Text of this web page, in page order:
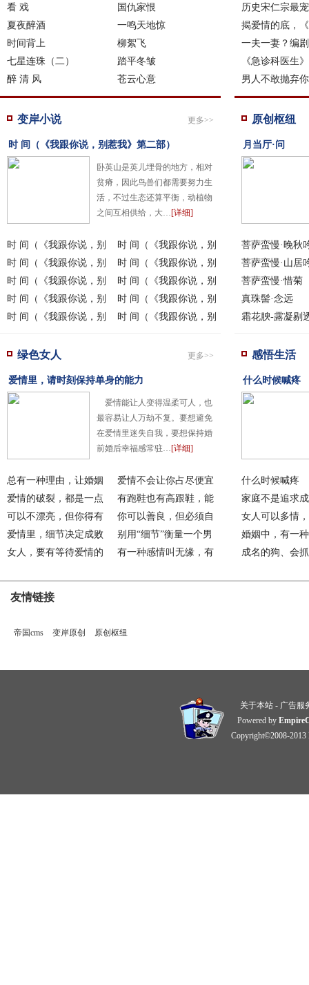
看 戏
国仇家恨
夏夜醉酒
一鸣天地惊
时间背上
柳絮飞
七星连珠（二）
踏平冬皱
醉 清 风
苍云心意
历史宋仁宗最
妃，
揭爱情的底，
师
一夫一妻？编
懿
《急诊科医生
张
男人不敢抛弃
秘
变岸小说 更多>>
时 间（《我跟你说，别惹我》第二部）
卧英山是英儿埋骨的地方，相对
贫瘠，因此鸟兽们都需要努力生
活，不过生态还算平衡，动植物
之间互相供给，大…[详细]
时 间（《我跟你说，别
惹
时 间（《我跟你说，别
惹
时 间（《我跟你说，别
惹
时 间（《我跟你说，别
惹
时 间（《我跟你说，别
惹
时 间（《我跟你说，别
惹
时 间（《我跟你说，别
惹
时 间（《我跟你说，别
惹
时 间（《我跟你说，别
时 间（《我跟你说，别
原创枢纽
月当厅·问
菩萨蛮慢·晚秋
菩萨蛮慢·山居
菩萨蛮慢·惜菊
真珠髻·念远
霜花腴-露凝剔
绿色女人 更多>>
爱情里，请时刻保持单身的能力
爱情能让人变得温柔可人，也
最容易让人万劫不复。要想避免
在爱情里迷失自我，要想保持婚
前婚后幸福感常驻…[详细]
总有一种理由，让婚姻
值
爱情不会让你占尽便宜
爱情的破裂，都是一点
一
有跑鞋也有高跟鞋，能
痛
可以不漂亮，但你得有
质
你可以善良，但必须自
带
爱情里，细节决定成败
别用“细节”衡量一个男
女人，要有等待爱情的
有一种感情叫无缘，有
感悟生活
什么时候喊疼
什么时候喊疼
家庭不是追求
路
女人可以多情
情
婚姻中，有一
做
成名的狗、会
友情链接
帝国cms 变岸原创 原创枢纽
关于本站 - 广告服
Powered by
Copyright©2008-2013